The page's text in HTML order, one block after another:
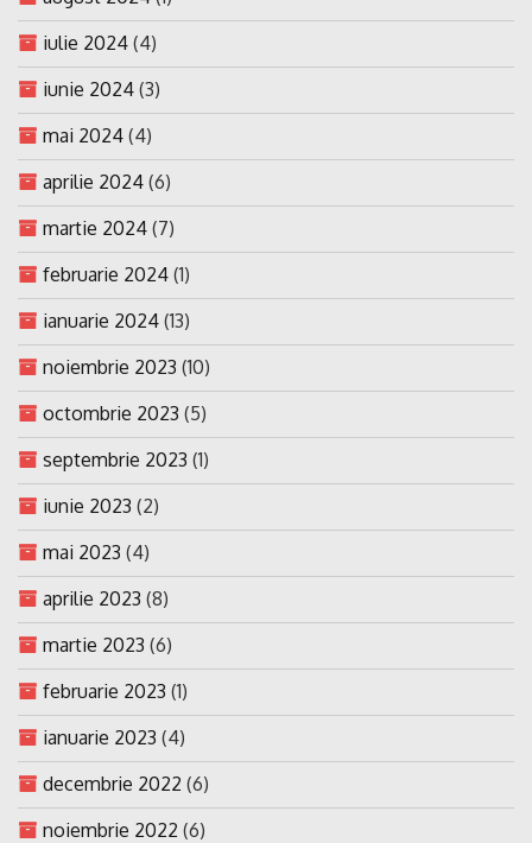
iulie 2024 (4)
iunie 2024 (3)
mai 2024 (4)
aprilie 2024 (6)
martie 2024 (7)
februarie 2024 (1)
ianuarie 2024 (13)
noiembrie 2023 (10)
octombrie 2023 (5)
septembrie 2023 (1)
iunie 2023 (2)
mai 2023 (4)
aprilie 2023 (8)
martie 2023 (6)
februarie 2023 (1)
ianuarie 2023 (4)
decembrie 2022 (6)
noiembrie 2022 (6)